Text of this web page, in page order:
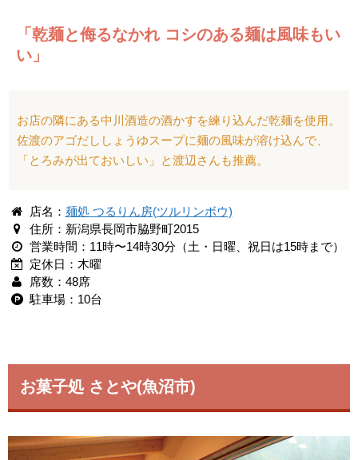
「乾麺と侮るなかれ コシのある麺は風味もい
い」
お店の隣にある中川酒造の酒かすを練り込んだ乾麺を使用。
佐渡のアゴだししょうゆスープに麺の風味が溶け込んで、
「とろみが出ておいしい」と渡辺さんも推薦。
店名： 麺処 つるりん房(ツルリンボウ)
住所：新潟県長岡市脇野町2015
営業時間：11時〜14時30分（土・日曜、祝日は15時まで）
定休日：木曜
席数：48席
駐車場：10台
お菓子処 さとや(魚沼市)